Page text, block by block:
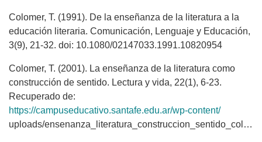
Colomer, T. (1991). De la enseñanza de la literatura a la
educación literaria. Comunicación, Lenguaje y Educación,
3(9), 21-32. doi: 10.1080/02147033.1991.10820954
Colomer, T. (2001). La enseñanza de la literatura como
construcción de sentido. Lectura y vida, 22(1), 6-23.
Recuperado de:
https://campuseducativo.santafe.edu.ar/wp-content/
uploads/ensenanza_literatura_construccion_sentido_colomer.pdf